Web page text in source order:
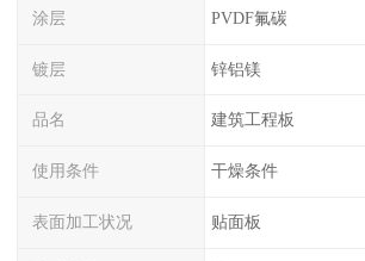
涂层 PVDF氟碳
镀层 锌铝镁
品名 建筑工程板
使用条件 干燥条件
表面加工状况 贴面板